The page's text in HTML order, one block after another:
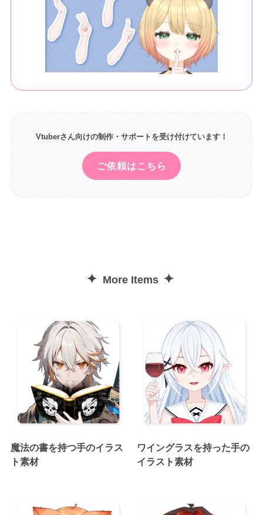
Vtuberさん向けの制作・サポートを受け付けています！
ご依頼はこちら
✦ More Items ✦
魔法の書を持つ手のイラス
ト素材
ワイングラスを持った手の
イラスト素材